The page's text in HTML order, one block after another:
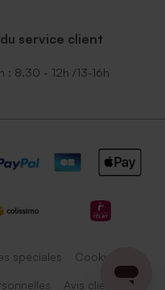
service client
: 8.30 - 12h /13-16h
spéciales Cookies
Avis client